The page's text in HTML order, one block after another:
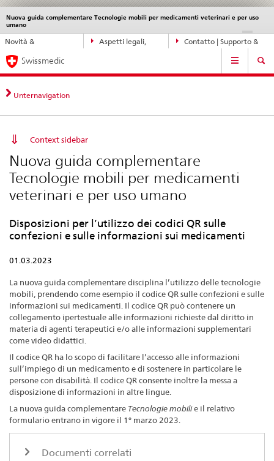
Navigazione
diretta:
novità,
aspetti
legali,
contatto
Novità &
Aspetti legali,
Contatto | Supporto &
Nuova guida complementare Tecnologie mobili per medicamenti veterinari e per uso
umano
DE IT
Service
navigation
Navigation
Swissmedic
Unternavigation
Context sidebar
Nuova guida complementare
Tecnologie mobili per medicamenti
veterinari e per uso umano
Disposizioni per l’utilizzo dei codici QR sulle
confezioni e sulle informazioni sui medicamenti
01.03.2023
La nuova guida complementare disciplina l’utilizzo delle tecnologie
mobili, prendendo come esempio il codice QR sulle confezioni e sulle
informazioni sui medicamenti. Il codice QR può contenere un
collegamento ipertestuale alle informazioni richieste dal diritto in
materia di agenti terapeutici e/o alle informazioni supplementari
come video didattici.
Il codice QR ha lo scopo di facilitare l’accesso alle informazioni
sull’impiego di un medicamento e di sostenere in particolare le
persone con disabilità. Il codice QR consente inoltre la messa a
disposizione di informazioni in altre lingue.
La nuova guida complementare Tecnologie mobilie il relativo
formulario entrano in vigore il 1° marzo 2023.
Documenti correlati